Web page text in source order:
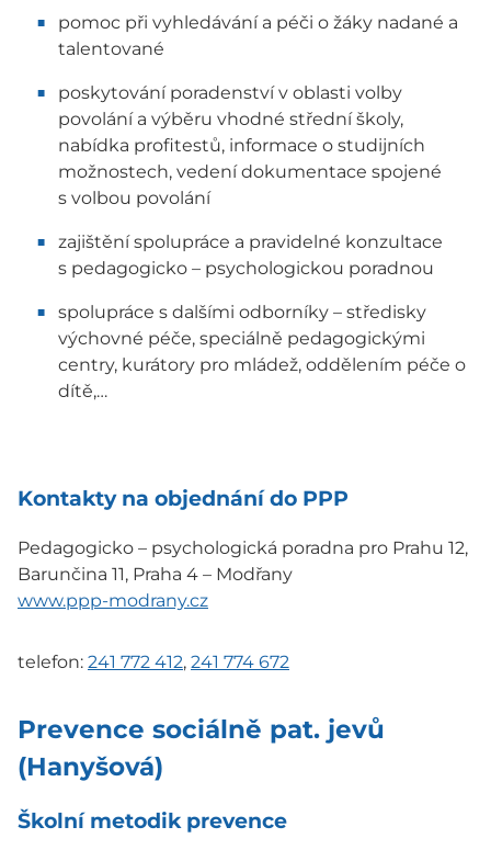
pomoc při vyhledávání a péči o žáky nadané a
talentované
poskytování poradenství v oblasti volby
povolání a výběru vhodné střední školy,
nabídka profitestů, informace o studijních
možnostech, vedení dokumentace spojené
s volbou povolání
zajištění spolupráce a pravidelné konzultace
s pedagogicko – psychologickou poradnou
spolupráce s dalšími odborníky – středisky
výchovné péče, speciálně pedagogickými
centry, kurátory pro mládež, oddělením péče o
dítě,…
Kontakty na objednání do PPP
Pedagogicko – psychologická poradna pro Prahu 12,
Barunčina 11, Praha 4 – Modřany
www.ppp-modrany.cz
telefon: 241 772 412, 241 774 672
Prevence sociálně pat. jevů
(Hanyšová)
Školní metodik prevence